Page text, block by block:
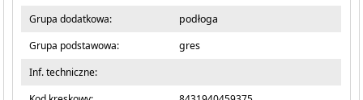
Grupa dodatkowa:
podłoga
Grupa podstawowa:
gres
Inf. techniczne: